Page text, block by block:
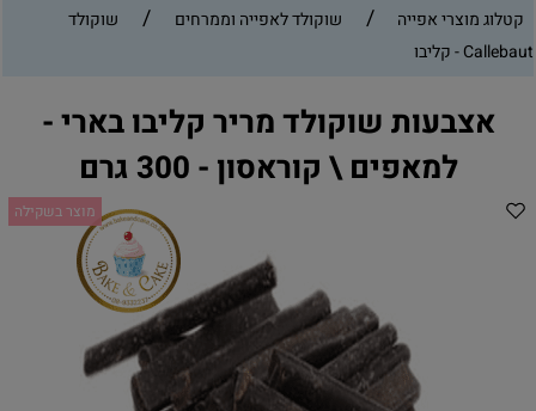
קטלוג מוצרי אפייה / שוקולד לאפייה וממרחים /
שוקולד
Callebaut - קליבו
אצבעות שוקולד מריר קליבו בארי -
למאפים \ קוראסון - 300 גרם
מוצר בשקילה